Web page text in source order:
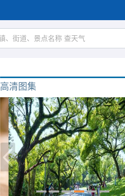
高清图集